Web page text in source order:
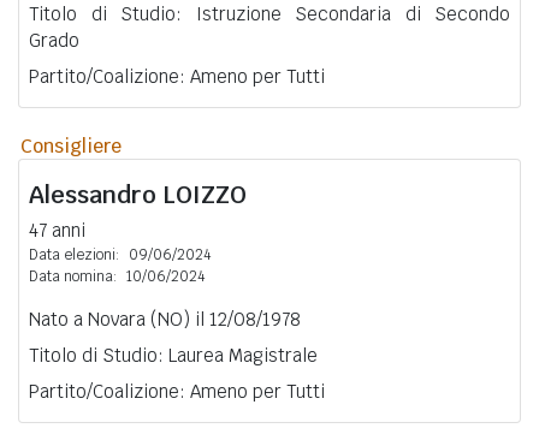
Titolo di Studio: Istruzione Secondaria di Secondo
Grado
Partito/Coalizione: Ameno per Tutti
Consigliere
Alessandro LOIZZO
47 anni
Data elezioni:
09/06/2024
Data nomina: 10/06/2024
Nato a Novara (NO) il 12/08/1978
Titolo di Studio: Laurea Magistrale
Partito/Coalizione: Ameno per Tutti